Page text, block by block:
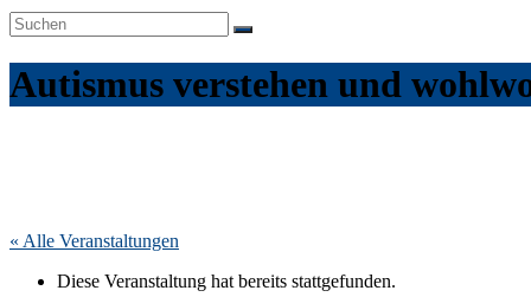
Autismus verstehen und
« Alle Veranstaltungen
Diese Veranstaltung hat bereits stattgefunden.